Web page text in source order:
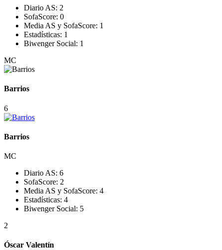
Diario AS: 2
SofaScore: 0
Media AS y SofaScore: 1
Estadísticas: 1
Biwenger Social: 1
MC
Barrios
6
Barrios
MC
Diario AS: 6
SofaScore: 2
Media AS y SofaScore: 4
Estadísticas: 4
Biwenger Social: 5
2
Óscar Valentín